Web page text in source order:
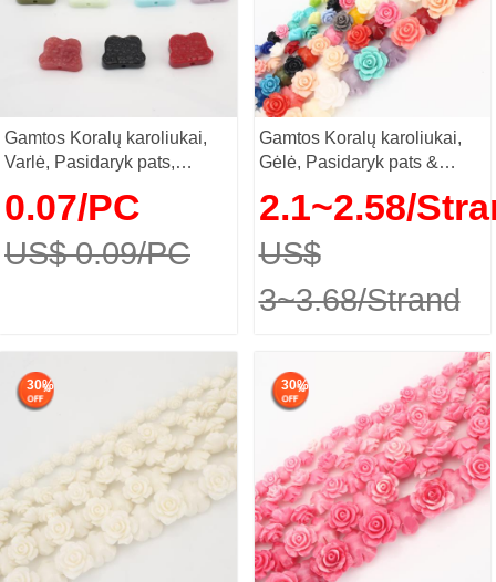
Gamtos Koralų karoliukai,
Varlė, Pasidaryk pats,
pasirinkimas, 12x15x4mm,
0.07/PC
US$ 0.09/PC
Gamtos Koralų karoliukai,
Gėlė, Pasidaryk pats &
mišrios spalvos, Pardavė
2.1~2.58/
US$
3~3.68/Strand
30% 30%